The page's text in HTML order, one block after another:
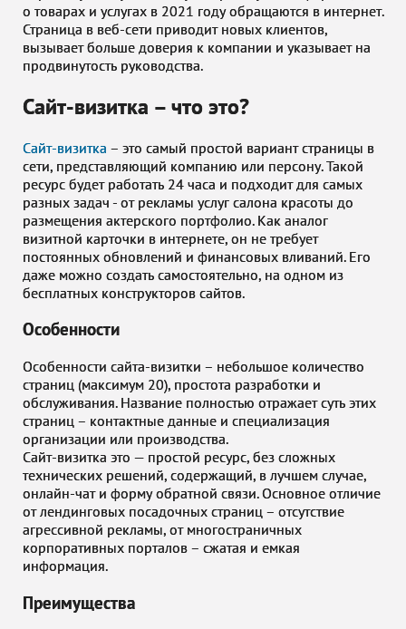
о товарах и услугах в 2021 году обращаются в интернет.
Страница в веб-сети приводит новых клиентов,
вызывает больше доверия к компании и указывает на
продвинутость руководства.
Сайт-визитка – что это?
Сайт-визитка – это самый простой вариант страницы в
сети, представляющий компанию или персону. Такой
ресурс будет работать 24 часа и подходит для самых
разных задач - от рекламы услуг салона красоты до
размещения актерского портфолио. Как аналог
визитной карточки в интернете, он не требует
постоянных обновлений и финансовых вливаний. Его
даже можно создать самостоятельно, на одном из
бесплатных конструкторов сайтов.
Особенности
Особенности сайта-визитки – небольшое количество
страниц (максимум 20), простота разработки и
обслуживания. Название полностью отражает суть этих
страниц – контактные данные и специализация
организации или производства.
Сайт-визитка это — простой ресурс, без сложных
технических решений, содержащий, в лучшем случае,
онлайн-чат и форму обратной связи. Основное отличие
от лендинговых посадочных страниц – отсутствие
агрессивной рекламы, от многостраничных
корпоративных порталов – сжатая и емкая
информация.
Преимущества